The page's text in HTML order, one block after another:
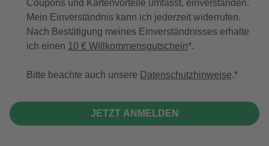
Coupons und Kartenvorteile umfasst, einverstanden.
Mein Einverständnis kann ich jederzeit widerrufen.
Nach Bestätigung meines Einverständnisses erhalte
ich einen 10 € Willkommensgutschein*.
Bitte beachte auch unsere Datenschutzhinweise.
JETZT ANMELDEN